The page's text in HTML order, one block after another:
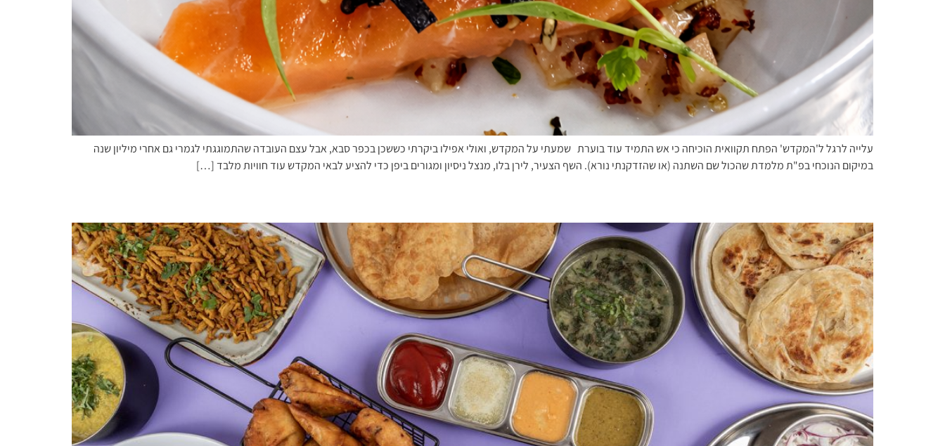
עלייה לרגל ל'המקדש' הפתח תקוואית הוכיחה כי אש התמיד עוד בוערת שמעתי על המקדש, ואולי אפילו ביקרתי כששכן בכפר סבא, אבל עצם העובדה שהתמוגגתי לגמרי גם אחרי מיליון שנה
במיקום הנוכחי בפ"ת מלמדת שהכול שם השתנה (או שהזדקנתי נורא). השף הצעיר, לירן בלו, מנצל ניסיון ומגורים ביפן כדי להציע לבאי המקדש עוד חוויות מלבד […]